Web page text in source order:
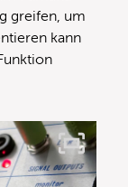
greifen, um
kann